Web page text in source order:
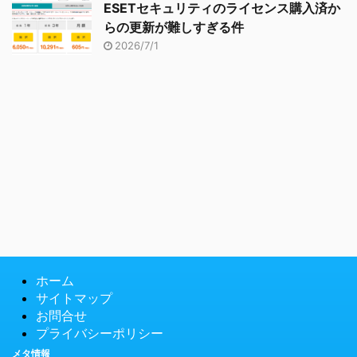
ESETセキュリティのライセンス購入済か
らの更新が難しすぎる件
2026/7/1
ホーム
サイトマップ
お問合せ
プライバシーポリシー
メタ情報